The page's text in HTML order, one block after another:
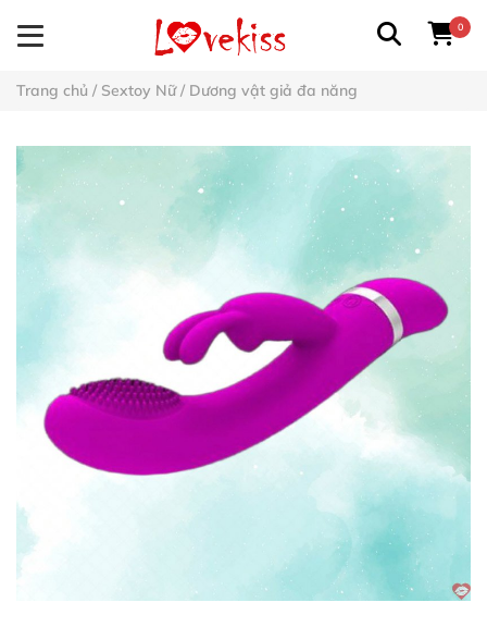
0
Trang chủ / Sextoy Nữ/ Dương vật giả đa năng